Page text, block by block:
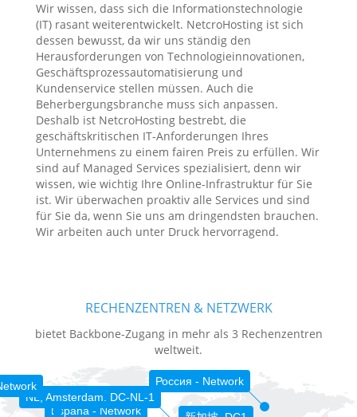
Wir wissen, dass sich die Informationstechnologie
(IT) rasant weiterentwickelt. NetcroHosting ist sich
dessen bewusst, da wir uns ständig den
Herausforderungen von Technologieinnovationen,
Geschäftsprozessautomatisierung und
Kundenservice stellen müssen. Auch die
Beherbergungsbranche muss sich anpassen.
Deshalb ist NetcroHosting bestrebt, die
geschäftskritischen IT-Anforderungen Ihres
Unternehmens zu einem fairen Preis zu erfüllen. Wir
sind auf Managed Services spezialisiert, denn wir
wissen, wie wichtig Ihre Online-Infrastruktur für Sie
ist. Wir überwachen proaktiv alle Services und sind
für Sie da, wenn Sie uns am dringendsten brauchen.
Wir arbeiten auch unter Druck hervorragend.
RECHENZENTREN & NETZWERK
bietet Backbone-Zugang in mehr als 3 Rechenzentren
weltweit.
España - Network
NL, Amsterdam. DC-NL-1
Россия - Network